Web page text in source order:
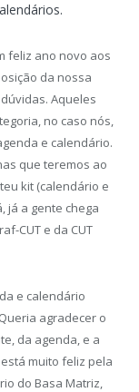
feliz ano novo aos
da nossa
Aqueles
no caso nós,
e calendário.
que teremos ao
kit (calendário e
já a gente chega
CUT e da CUT
e calendário
agradecer o
da agenda, e a
muito feliz pela
do Basa Matriz,